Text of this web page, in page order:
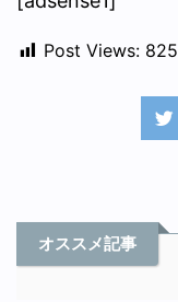
Post Views: 825
オススメ記事